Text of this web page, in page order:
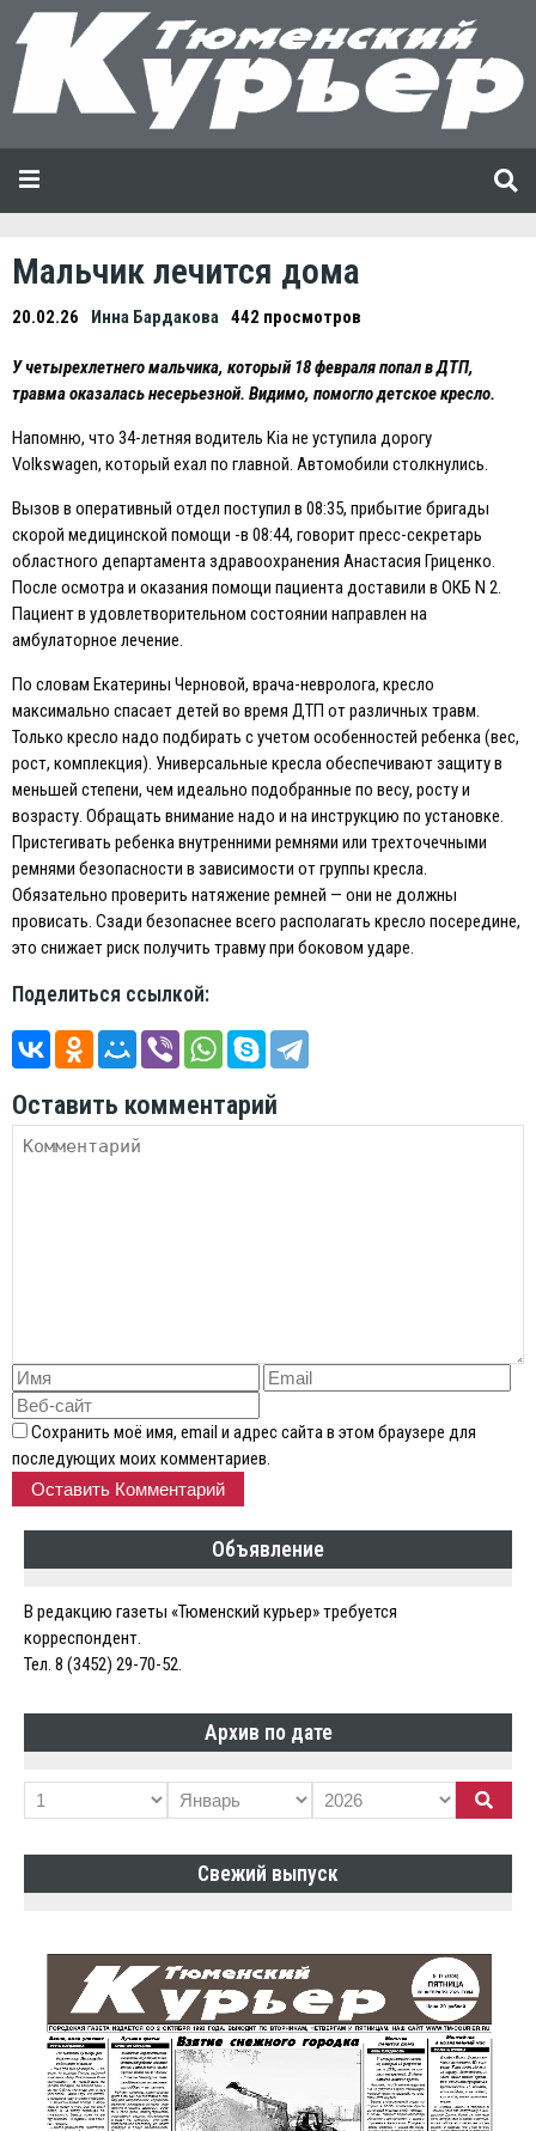
Мальчик лечится дома
20.02.26 Инна Бардакова 442 просмотров
У четырехлетнего мальчика, который 18 февраля попал в ДТП,
травма оказалась несерьезной. Видимо, помогло детское кресло.
Напомню, что 34-летняя водитель Kia не уступила дорогу
Volkswagen, который ехал по главной. Автомобили столкнулись.
Вызов в оперативный отдел поступил в 08:35, прибытие бригады
скорой медицинской помощи -в 08:44, говорит пресс-секретарь
областного департамента здравоохранения Анастасия Гриценко.
После осмотра и оказания помощи пациента доставили в ОКБ N 2.
Пациент в удовлетворительном состоянии направлен на
амбулаторное лечение.
По словам Eкатерины Черновой, врача-невролога, кресло
максимально спасает детей во время ДТП от различных травм.
Только кресло надо подбирать с учетом особенностей ребенка (вес,
рост, комплекция). Универсальные кресла обеспечивают защиту в
меньшей степени, чем идеально подобранные по весу, росту и
возрасту. Обращать внимание надо и на инструкцию по установке.
Пристегивать ребенка внутренними ремнями или трехточечными
ремнями безопасности в зависимости от группы кресла.
Обязательно проверить натяжение ремней — они не должны
провисать. Сзади безопаснее всего располагать кресло посередине,
это снижает риск получить травму при боковом ударе.
Поделиться ссылкой:
Оставить комментарий
Сохранить моё имя, email и адрес сайта в этом браузере для
последующих моих комментариев.
Объявление
В редакцию газеты «Тюменский курьер» требуется
корреспондент.
Тел. 8 (3452) 29-70-52.
Архив по дате
Свежий выпуск